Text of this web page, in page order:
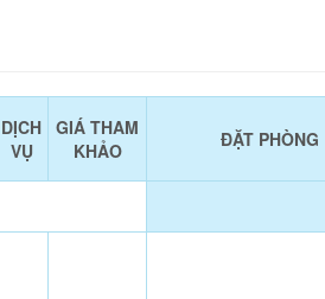
DỊCH
VỤ
GIÁ THAM
KHẢO
ĐẶT PHÒNG